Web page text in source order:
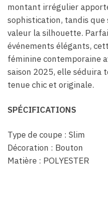
montant irrégulier
sophistication, tandis que
valeur la silhouette.
événements élégants,
féminine contemporaine
saison 2025, elle séduira
tenue chic et originale.
SPÉCIFICATIONS
Type de coupe : Slim
Décoration : Bouton
Matière : POLYESTER